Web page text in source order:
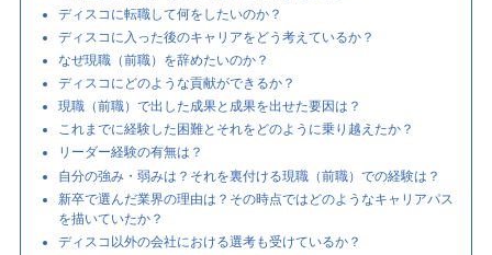
ディスコに転職して何をしたいのか？
ディスコに入った後のキャリアをどう考えているか？
なぜ現職（前職）を辞めたいのか？
ディスコにどのような貢献ができるか？
現職（前職）で出した成果と成果を出せた要因は？
これまでに経験した困難とそれをどのように乗り越えたか？
リーダー経験の有無は？
自分の強み・弱みは？それを裏付ける現職（前職）での経験は？
新卒で選んだ業界の理由は？その時点ではどのようなキャリアパス
を描いていたか？
ディスコ以外の会社における選考も受けているか？